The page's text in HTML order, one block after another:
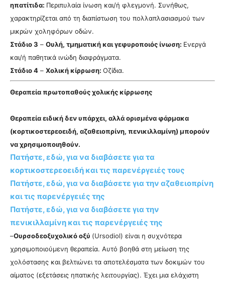
ηπατίτιδα: Περιπυλαία ίνωση και/ή φλεγμονή. Συνήθως,
χαρακτηρίζεται από τη διαπίστωση του πολλαπλασιασμού των
μικρών χοληφόρων οδών.
Στάδιο 3 – Ουλή, τμηματική και γεφυροποιός ίνωση: Ενεργά
και/ή παθητικά ινώδη διαφράγματα.
Στάδιο 4 – Χολική κίρρωση: Οζίδια.
Θεραπεία πρωτοπαθούς χολικής κίρρωσης
Θεραπεία ειδική δεν υπάρχει, αλλά ορισμένα φάρμακα
(κορτικοστερεοειδή, αζαθειοπρίνη, πενικιλλαμίνη) μπορούν
να χρησιμοποιηθούν.
Πατήστε, εδώ, για να διαβάσετε για τα
κορτικοστερεοειδή και τις παρενέργειές τους
Πατήστε, εδώ, για να διαβάσετε για την αζαθειοπρίνη
και τις παρενέργειές της
Πατήστε, εδώ, για να διαβάσετε για την
πενικιλλαμίνη και τις παρενέργειές της
–Ουρσοδεοξυχολικό οξύ (Ursodiol) είναι η συχνότερα
χρησιμοποιούμενη θεραπεία. Αυτό βοηθά στη μείωση της
χολόστασης και βελτιώνει τα αποτελέσματα των δοκιμών του
αίματος (εξετάσεις ηπατικής λειτουργίας). Έχει μια ελάχιστη